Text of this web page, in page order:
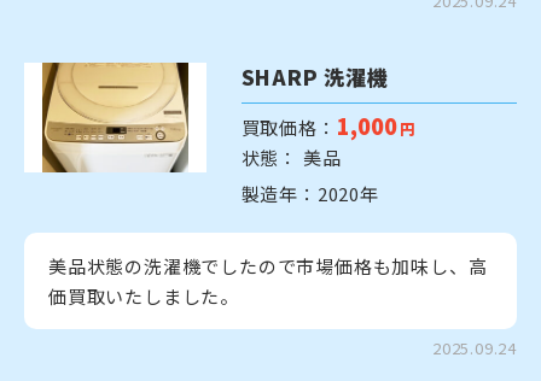
SHARP 洗濯機
買取価格： 1,000 円
状態： 美品
製造年：2020年
美品状態の洗濯機でしたので市場価格も加味し、高
価買取いたしました。
2025.09.24